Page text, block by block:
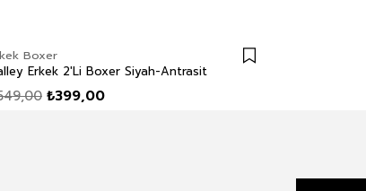
Boxer
Erkek 2'Li Boxer Siyah-Antrasit
₺399,00